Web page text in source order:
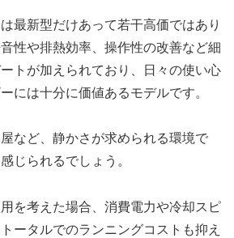
最新型だけあって若干高価ではあり
性や排熱効率、操作性の改善など細
トが加えられており、日々の使い心
には十分に価値あるモデルです。
など、静かさが求められる環境で
じられるでしょう。
を考えた場合、消費電力や冷却スピ
ータルでのランニングコストも抑え